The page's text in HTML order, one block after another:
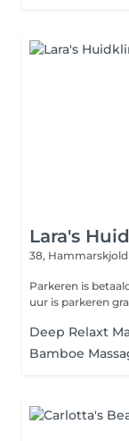
Lara's
38,
Parkeren is betaald
Deep Relaxt
Bamboe